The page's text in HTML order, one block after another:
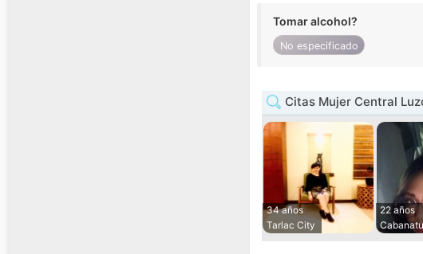
Tomar alcohol?
No especificado
Citas Mujer Central
34 años
Tarlac City
22 años